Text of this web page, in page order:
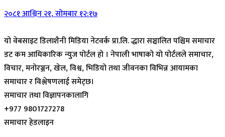
२०८१ आश्विन २१, सोमबार १२:१७
यो वेबसाइट डिलाशैनी मिडिया नेटवर्क प्रा.लि. द्धारा सञ्चालित पश्चिम समाचार
डट कम आधिकारिक न्युज पोर्टल हो । नेपाली भाषाको यो पोर्टलले समाचार,
विचार, मनोरञ्जन, खेल, विश्व, भिडियो तथा जीवनका विभिन्न आयामका
समाचार र विश्लेषणलाई समेट्छ।
समाचार तथा विज्ञापनकालागि
+977 9801727278
समाचार हेडलाइन